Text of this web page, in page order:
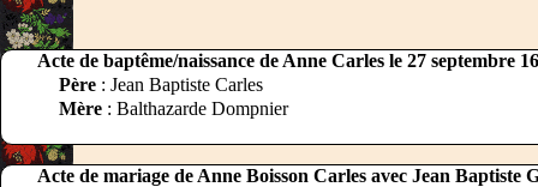
Acte de baptême/naissance de Anne Carles le 27 septembre
Père : Jean Baptiste Carles
Mère : Balthazarde Dompnier
Acte de mariage de Anne Boisson Carles avec Jean Baptiste